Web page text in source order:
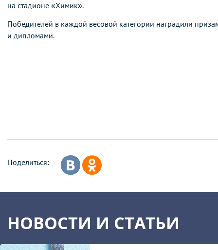
на стадионе «Химик».
Победителей в каждой весовой категории наградили
и дипломами.
Поделиться:
НОВОСТИ И СТАТЬИ